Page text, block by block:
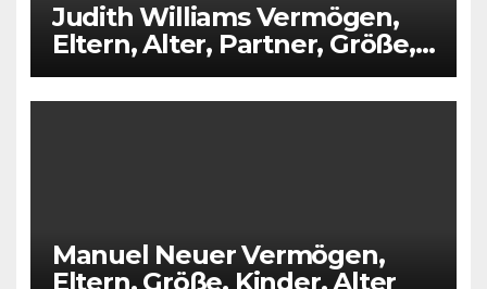
Judith Williams Vermögen,
Eltern, Alter, Partner, Größe,
Kinder
Manuel Neuer Vermögen,
Eltern, Größe, Kinder, Alter